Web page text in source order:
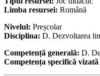
Limba resursei: Română
Nivelul: Preșcolar
Disciplina: D. Dezvoltarea
Competență generală: D.
Competența specifică